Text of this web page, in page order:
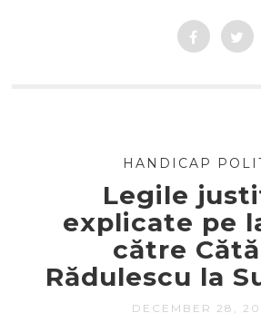
HANDICAP
Legile
explicate pe
către
Rădulescu la
DECEMBER 28,